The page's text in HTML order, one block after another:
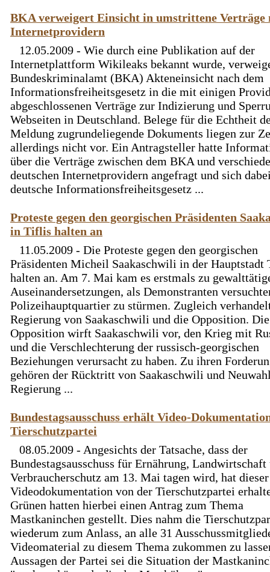
BKA verweigert Einsicht in umstrittene Verträge
Internetprovidern
12.05.2009 - Wie durch eine Publikation auf der
Internetplattform Wikileaks bekannt wurde,
Bundeskriminalamt (BKA) Akteneinsicht nach dem
Informationsfreiheitsgesetz in die mit einigen
abgeschlossenen Verträge zur Indizierung und
Webseiten in Deutschland. Belege für die Echtheit
Meldung zugrundeliegende Dokuments liegen zur
allerdings nicht vor. Ein Antragsteller hatte
über die Verträge zwischen dem BKA und
deutschen Internetprovidern angefragt und sich
deutsche Informationsfreiheitsgesetz ...
Proteste gegen den georgischen Präsidenten
in Tiflis halten an
11.05.2009 - Die Proteste gegen den georgischen
Präsidenten Micheil Saakaschwili in der Hauptstadt
halten an. Am 7. Mai kam es erstmals zu
Auseinandersetzungen, als Demonstranten
Polizeihauptquartier zu stürmen. Zugleich
Regierung von Saakaschwili und die Opposition. Die
Opposition wirft Saakaschwili vor, den Krieg mit
und die Verschlechterung der russisch-georgischen
Beziehungen verursacht zu haben. Zu ihren
gehören der Rücktritt von Saakaschwili und
Regierung ...
Bundestagsausschuss erhält Video-
Tierschutzpartei
08.05.2009 - Angesichts der Tatsache, dass der
Bundestagsausschuss für Ernährung, Landwirtschaft
Verbraucherschutz am 13. Mai tagen wird, hat
Videodokumentation von der Tierschutzpartei
Grünen hatten hierbei einen Antrag zum Thema
Mastkaninchen gestellt. Dies nahm die
wiederum zum Anlass, an alle 31
Videomaterial zu diesem Thema zukommen zu
Aussagen der Partei sei die Situation der